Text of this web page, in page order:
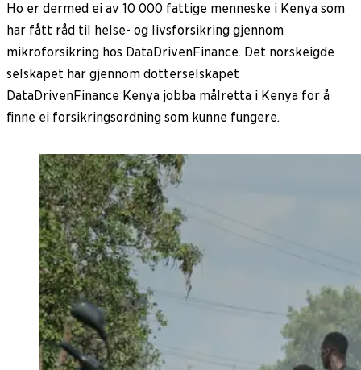
Ho er dermed ei av 10 000 fattige menneske i Kenya som
har fått råd til helse- og livsforsikring gjennom
mikroforsikring hos DataDrivenFinance. Det norskeigde
selskapet har gjennom dotterselskapet
DataDrivenFinance Kenya jobba målretta i Kenya for å
finne ei forsikringsordning som kunne fungere.